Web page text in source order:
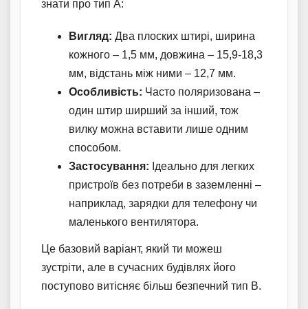
знати про тип А:
Вигляд: Два плоских штирі, ширина
кожного – 1,5 мм, довжина – 15,9-18,3
мм, відстань між ними – 12,7 мм.
Особливість: Часто поляризована –
один штир ширший за інший, тож
вилку можна вставити лише одним
способом.
Застосування: Ідеально для легких
пристроїв без потреби в заземленні –
наприклад, зарядки для телефону чи
маленького вентилятора.
Це базовий варіант, який ти можеш
зустріти, але в сучасних будівлях його
поступово витісняє більш безпечний тип В.